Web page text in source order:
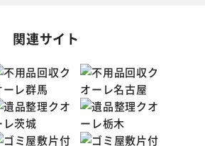
関連サイト